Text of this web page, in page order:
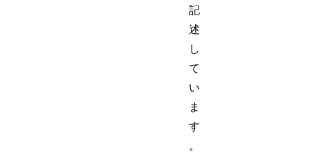
記
述
し
て
い
ま
す
。